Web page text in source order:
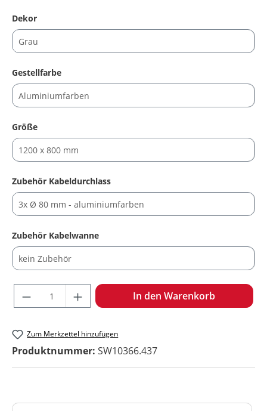
Dekorauswählen
Gestellfarbeauswählen
Größeauswählen
Zubehör Kabeldurchlassauswählen
Zubehör Kabelwanneauswählen
Produkt Anzahl: Gib den gewünschten Wert ein oder
In den Warenkorb
Zum Merkzettel hinzufügen
Produktnummer: SW10366.437